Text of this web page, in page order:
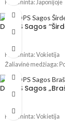
Pagaminta: Japonijoje
DROPS Sagos
Pagaminta: Vokietija
Žaliavinė medžiaga:
DROPS Sagos
Pagaminta: Vokietija